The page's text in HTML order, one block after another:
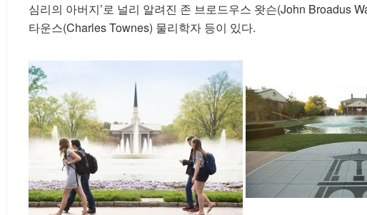
심리의 아버지’로 널리 알려진 존 브로드우스 왓슨(John Broadus
타운스(Charles Townes) 물리학자 등이 있다.